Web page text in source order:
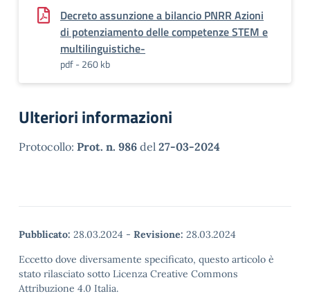
Decreto assunzione a bilancio PNRR Azioni
di potenziamento delle competenze STEM e
multilinguistiche-
pdf - 260 kb
Ulteriori informazioni
Protocollo: Prot. n. 986 del 27-03-2024
Pubblicato: 28.03.2024 - Revisione: 28.03.2024
Eccetto dove diversamente specificato, questo articolo è
stato rilasciato sotto Licenza Creative Commons
Attribuzione 4.0 Italia.